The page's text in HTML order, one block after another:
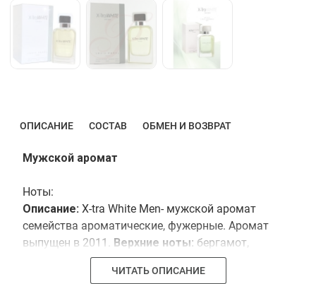
ОПИСАНИЕ СОСТАВ ОБМЕН И ВОЗВРАТ
Мужской аромат
Ноты:
Описание:X-tra White Men- мужской аромат
семейства ароматические, фужерные. Аромат
выпущен в 2011.
Верхние ноты: бергамот,
ревень, шалфей.Ноты сердца:ирис, кедр,
Базовые ноты:бобы тонка,
ЧИТАТЬ ОПИСАНИЕ